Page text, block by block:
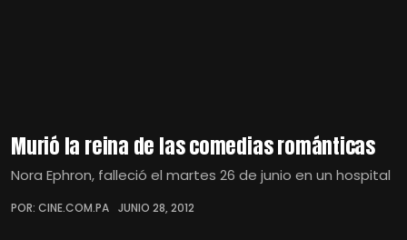
Murió la reina de las comedias románticas
Nora Ephron, falleció el martes 26 de junio en un hospital
POR: CINE.COM.PA JUNIO 28, 2012